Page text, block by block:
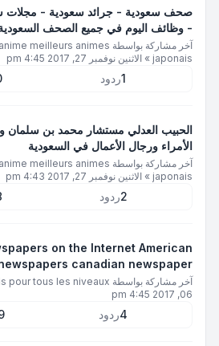
صحف سعودية - جرائد سعودية - مجلات
- وظائف اليوم في جميع الصحف
آخر مشاركة بواسطة meilleurs animes
japonais
» الاثنين نوفمبر 27, 2017 4:45 pm
1ردود
الحبيب العدلي مستشار محمد بن سلمان
الأمراء ورجال الأعمال في السعودية
آخر مشاركة بواسطة meilleurs animes
japonais
» الاثنين نوفمبر 27, 2017 4:43 pm
2ردود
on the Internet American
canadian newspaper
آخر مشاركة بواسطة pour tous les niveaux
06, 2017 4:45 pm
4ردود